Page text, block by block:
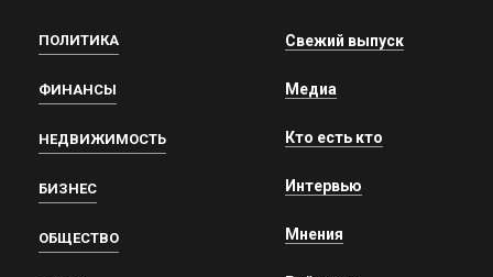
ПОЛИТИКА
ФИНАНСЫ
НЕДВИЖИМОСТЬ
БИЗНЕС
ОБЩЕСТВО
Свежий выпуск
Медиа
Кто есть кто
Интервью
Мнения